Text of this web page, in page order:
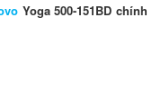
Yoga 500-151BD chính